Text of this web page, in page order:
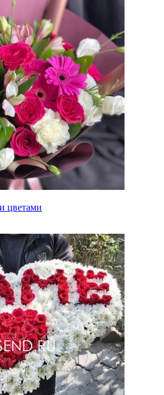
цветами